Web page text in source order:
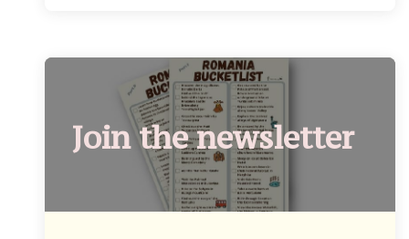
Join the newsletter